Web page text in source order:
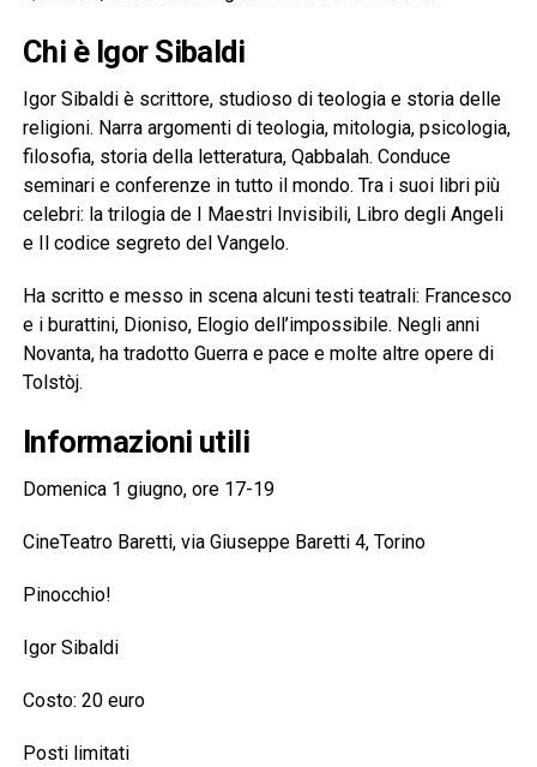
Chi è Igor Sibaldi
Igor Sibaldi è scrittore, studioso di teologia e storia delle
religioni. Narra argomenti di teologia, mitologia, psicologia,
filosofia, storia della letteratura, Qabbalah. Conduce
seminari e conferenze in tutto il mondo. Tra i suoi libri più
celebri: la trilogia de I Maestri Invisibili, Libro degli Angeli
e Il codice segreto del Vangelo.
Ha scritto e messo in scena alcuni testi teatrali: Francesco
e i burattini, Dioniso, Elogio dell’impossibile. Negli anni
Novanta, ha tradotto Guerra e pace e molte altre opere di
Tolstòj.
Informazioni utili
Domenica 1 giugno, ore 17-19
CineTeatro Baretti, via Giuseppe Baretti 4, Torino
Pinocchio!
Igor Sibaldi
Costo: 20 euro
Posti limitati